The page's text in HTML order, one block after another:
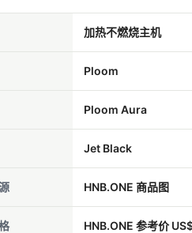
加热不燃烧主机
Ploom
Ploom Aura
Jet Black
HNB.ONE 商品图
HNB.ONE 参考价